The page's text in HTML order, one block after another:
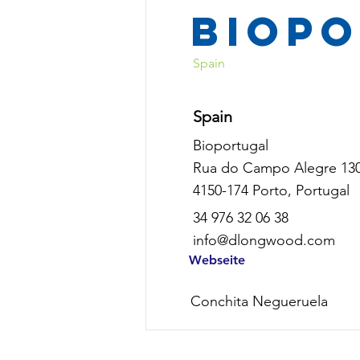
Spain
Spain
Bioportugal
Rua do Campo Alegre
4150-174 Porto, Portugal
34 976 32 06 38
info@dlongwood.com
Webseite
Conchita Negueruela